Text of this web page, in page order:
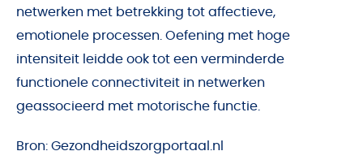
netwerken met betrekking tot affectieve,
emotionele processen. Oefening met hoge
intensiteit leidde ook tot een verminderde
functionele connectiviteit in netwerken
geassocieerd met motorische functie.
Bron: Gezondheidszorgportaal.nl